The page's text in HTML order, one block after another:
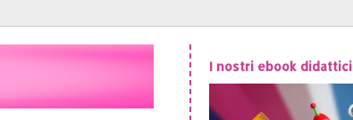
I nostri ebook didattici